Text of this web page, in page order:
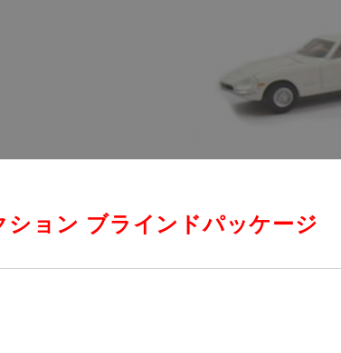
ション ブラインドパッケージ